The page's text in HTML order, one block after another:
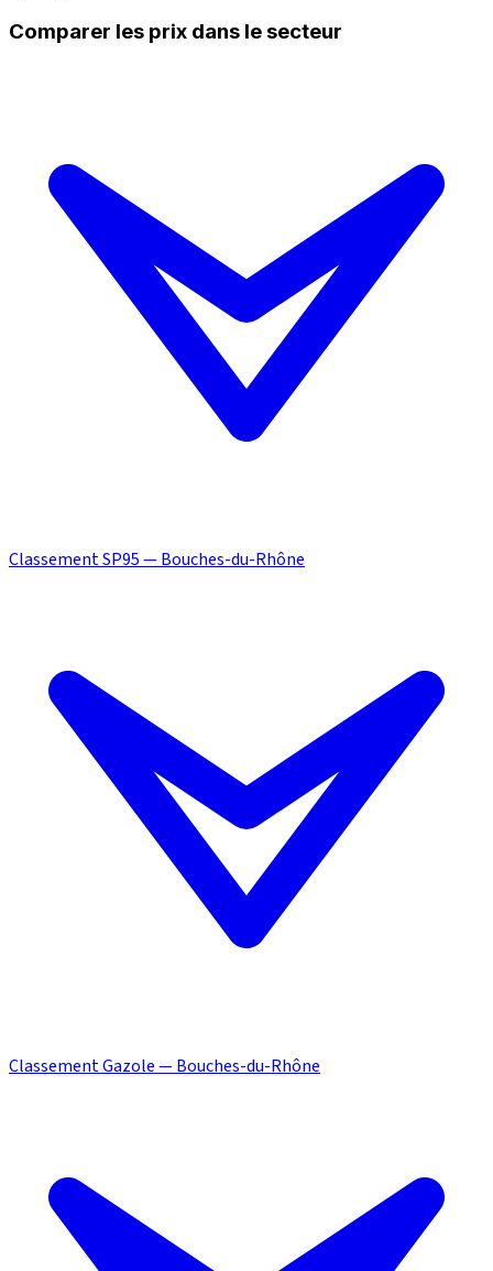
Comparer les prix dans le secteur
Classement SP95 — Bouches-du-Rhône
Classement Gazole — Bouches-du-Rhône